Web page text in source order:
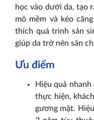
học vào dưới da, tạo
mô mềm và kéo
thích quá trình sản
giúp da trở nên săn
Ưu điểm
Hiệu quả
thực hiện,
gương mặt.